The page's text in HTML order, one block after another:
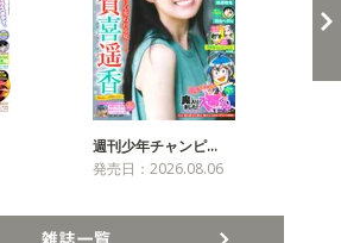
週刊少年チャンピ…
発売日：2026.08.06